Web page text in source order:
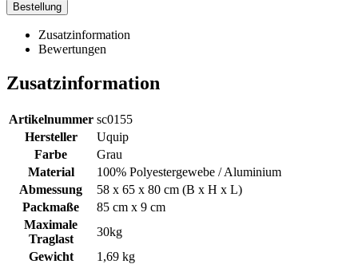
Bestellung
Zusatzinformation
Bewertungen
Zusatzinformation
Artikelnummer sc0155
Hersteller
Uquip
Farbe
Grau
Material
100% Polyestergewebe / Aluminium
Abmessung
58 x 65 x 80 cm (B x H x L)
Packmaße
85 cm x 9 cm
Maximale
Traglast
30kg
Gewicht
1,69 kg